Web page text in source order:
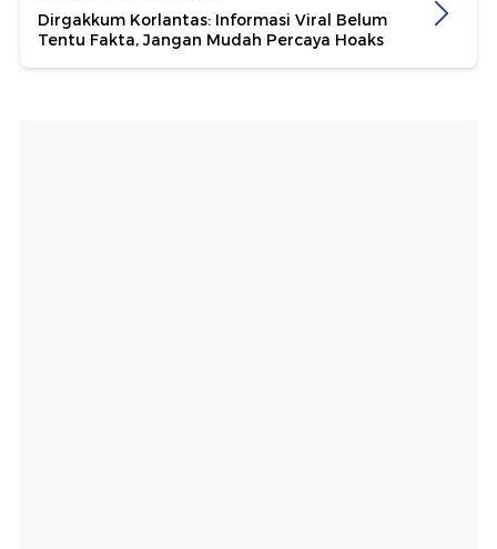
Dirgakkum Korlantas: Informasi Viral Belum
Tentu Fakta, Jangan Mudah Percaya Hoaks